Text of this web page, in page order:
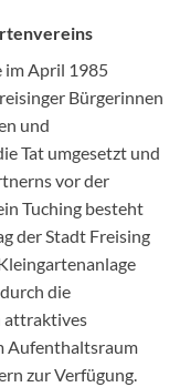
im April 1985
Bürgerinnen
und
Tat umgesetzt und
vor der
Tuching besteht
der Stadt Freising
die
attraktives
Aufenthaltsraum
zur Verfügung.